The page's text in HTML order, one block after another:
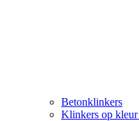
Betonklinkers
Klinkers op kleur